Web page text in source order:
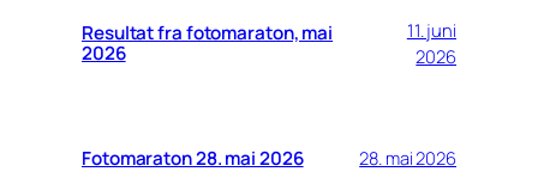
Resultat fra fotomaraton, mai
2026
11. juni
2026
Fotomaraton 28. mai 2026 28. mai 2026